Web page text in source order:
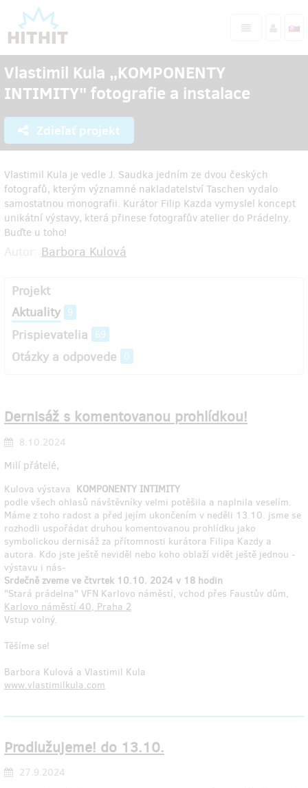
Vlastimil Kula „KOMPONENTY
INTIMITY" fotografie a instalace
Zdieľať projekt
Vlastimil Kula je vedle J. Saudka jedním ze dvou českých
fotografů, kterým významné nakladatelství Taschen vydalo
samostatnou monografii. Kurátor Filip Kazda vymyslel koncept
unikátní výstavy, která přinese fotografův atelier do Prádelny.
Buďte u toho!
Barbora Kulová
Projekt
Aktuality 9
Prispievatelia 69
Otázky a odpovede 0
Dernisáž s komentovanou prohlídkou!
8.10.2024
Milí přátelé,
Kulova výstava KOMPONENTY INTIMITY
podle všech ohlasů návštěvníky velmi potěšila a naplnila veselím.
Máme z toho radost a před jejím ukončením v neděli 13.10. jsme se
rozhodli uspořádat druhou komentovanou prohlídku jako
symbolickou dernisáž za přítomnosti kurátora Filipa Kazdy a
autora. Kdo jste ještě neviděl nebo koho oblaží vidět ještě jednou -
výstavu i nás-
Srdečně zveme ve čtvrtek 10.10. 2024 v 18 hodin
"Stará prádelna" VFN Karlovo náměstí, vchod přes Faustův dům,
Karlovo náměstí 40, Praha 2
Vstup volný.
Těšíme se!
Barbora Kulová a Vlastimil Kula
www.vlastimilkula.com
Prodlužujeme! do 13.10.
27.9.2024